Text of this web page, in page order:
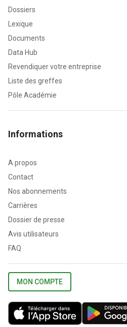
Dossiers
Lexique
Documents
Data Hub
Revendiquer votre entreprise
Liste des greffes
Pôle Académie
Informations
A propos
Contact
Nos abonnements
Carrières
Dossier de presse
Avis utilisateurs
FAQ
MON COMPTE